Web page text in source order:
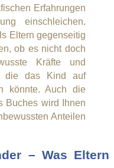
Erfahrungen
einschleichen.
Eltern gegenseitig
ob es nicht doch
Kräfte und
die das Kind auf
könnte. Auch die
Buches wird Ihnen
Anteilen
– Was Eltern